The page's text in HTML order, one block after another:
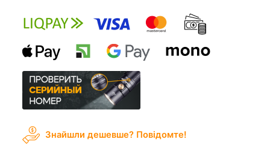
Знайшли дешевше? Повідомте!